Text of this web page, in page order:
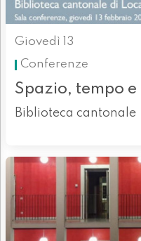
Giovedì 13
Conferenze
Spazio, tempo
Biblioteca cantonale